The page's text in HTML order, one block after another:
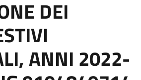
DEI
ANNI 2022-